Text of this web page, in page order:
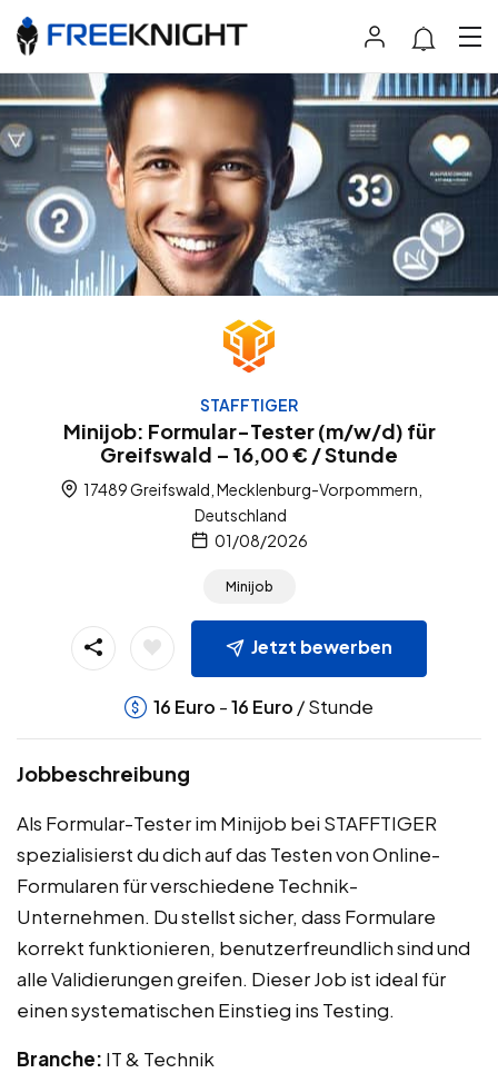
STAFFTIGER
Minijob: Formular-Tester (m/w/d) für
Greifswald – 16,00 € / Stunde
17489 Greifswald, Mecklenburg-Vorpommern,
Deutschland
01/08/2026
Minijob
Jetzt bewerben
16 Euro -16 Euro / Stunde
Jobbeschreibung
Als Formular-Tester im Minijob bei STAFFTIGER
spezialisierst du dich auf das Testen von Online-
Formularen für verschiedene Technik-
Unternehmen. Du stellst sicher, dass Formulare
korrekt funktionieren, benutzerfreundlich sind und
alle Validierungen greifen. Dieser Job ist ideal für
einen systematischen Einstieg ins Testing.
Branche: IT & Technik